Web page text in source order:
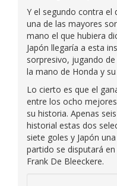
Y el segundo contra el
una de las mayores
mano el que hubiera
Japón llegaría a esta
sorpresivo, jugando
la mano de Honda y su
Lo cierto es que el
entre los ocho
su historia. Apenas
historial estas dos
siete goles y Japón
partido se disputará
Frank De Bleeckere.